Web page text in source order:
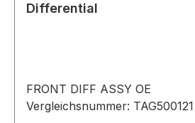
Differential
FRONT DIFF ASSY OE
Vergleichsnummer: TAG500121